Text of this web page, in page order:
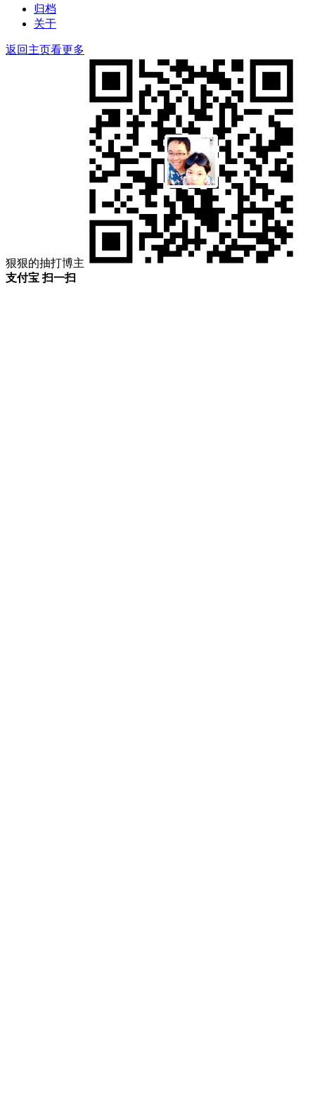
归档
关于
返回主页看更多
狠狠的抽打博主
支付宝 扫一扫